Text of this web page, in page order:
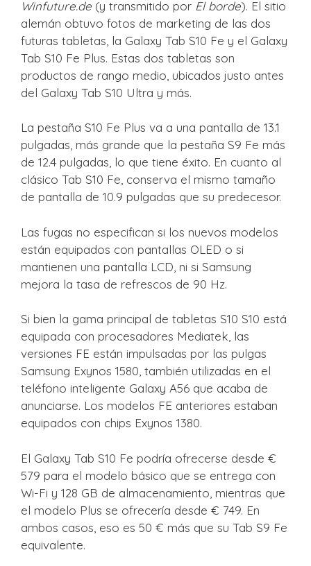
Winfuture.de (y transmitido por El borde). El sitio
alemán obtuvo fotos de marketing de las dos
futuras tabletas, la Galaxy Tab S10 Fe y el Galaxy
Tab S10 Fe Plus. Estas dos tabletas son
productos de rango medio, ubicados justo antes
del Galaxy Tab S10 Ultra y más.
La pestaña S10 Fe Plus va a una pantalla de 13.1
pulgadas, más grande que la pestaña S9 Fe más
de 12.4 pulgadas, lo que tiene éxito. En cuanto al
clásico Tab S10 Fe, conserva el mismo tamaño
de pantalla de 10.9 pulgadas que su predecesor.
Las fugas no especifican si los nuevos modelos
están equipados con pantallas OLED o si
mantienen una pantalla LCD, ni si Samsung
mejora la tasa de refrescos de 90 Hz.
Si bien la gama principal de tabletas S10 S10 está
equipada con procesadores Mediatek, las
versiones FE están impulsadas por las pulgas
Samsung Exynos 1580, también utilizadas en el
teléfono inteligente Galaxy A56 que acaba de
anunciarse. Los modelos FE anteriores estaban
equipados con chips Exynos 1380.
El Galaxy Tab S10 Fe podría ofrecerse desde €
579 para el modelo básico que se entrega con
Wi-Fi y 128 GB de almacenamiento, mientras que
el modelo Plus se ofrecería desde € 749. En
ambos casos, eso es 50 € más que su Tab S9 Fe
equivalente.